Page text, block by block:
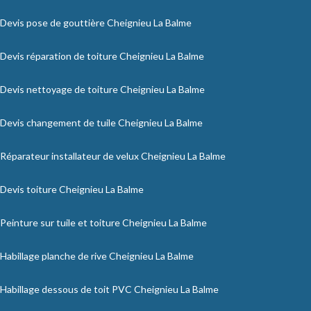
Devis pose de gouttière Cheignieu La Balme
Devis réparation de toiture Cheignieu La Balme
Devis nettoyage de toiture Cheignieu La Balme
Devis changement de tuile Cheignieu La Balme
Réparateur installateur de velux Cheignieu La Balme
Devis toiture Cheignieu La Balme
Peinture sur tuile et toiture Cheignieu La Balme
Habillage planche de rive Cheignieu La Balme
Habillage dessous de toit PVC Cheignieu La Balme